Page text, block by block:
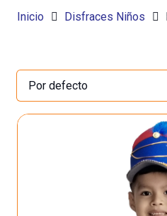
Inicio Disfraces Niños